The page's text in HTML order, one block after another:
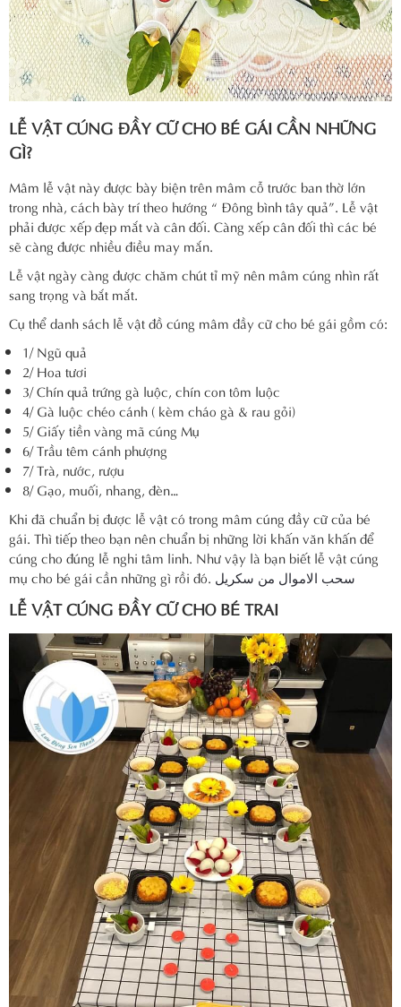
LỄ VẬT CÚNG ĐẦY CỮ CHO BÉ GÁI CẦN NHỮNG
GÌ?
Mâm lễ vật này được bày biện trên mâm cỗ trước ban thờ lớn
trong nhà, cách bày trí theo hướng “ Đông bình tây quả”. Lễ vật
phải được xếp đẹp mắt và cân đối. Càng xếp cân đối thì các bé
sẽ càng được nhiều điều may mắn.
Lễ vật ngày càng được chăm chút tỉ mỹ nên mâm cúng nhìn rất
sang trọng và bắt mắt.
Cụ thể danh sách lễ vật đồ cúng mâm đầy cữ cho bé gái gồm có:
1/ Ngũ quả
2/ Hoa tươi
3/ Chín quả trứng gà luộc, chín con tôm luộc
4/ Gà luộc chéo cánh ( kèm cháo gà & rau gỏi)
5/ Giấy tiền vàng mã cúng Mụ
6/ Trầu têm cánh phượng
7/ Trà, nước, rượu
8/ Gạo, muối, nhang, đèn…
Khi đã chuẩn bị được lễ vật có trong mâm cúng đầy cữ của bé
gái. Thì tiếp theo bạn nên chuẩn bị những lời khấn văn khấn để
cúng cho đúng lễ nghi tâm linh. Như vậy là bạn biết lễ vật cúng
mụ cho bé gái cần những gì rồi đó. سحب الاموال من سكريل
LỄ VẬT CÚNG ĐẦY CỮ CHO BÉ TRAI